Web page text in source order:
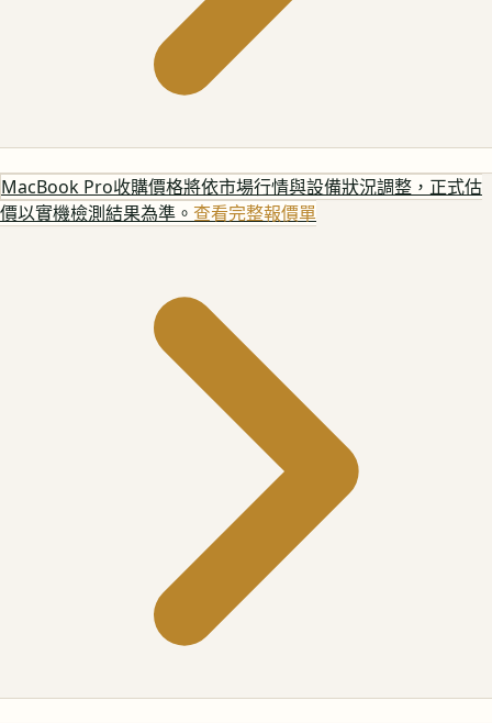
MacBook Pro收購價格將依市場行情與設備狀況調整，正式估
價以實機檢測結果為準。 查看完整報價單